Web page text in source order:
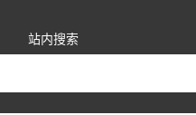
站内搜索